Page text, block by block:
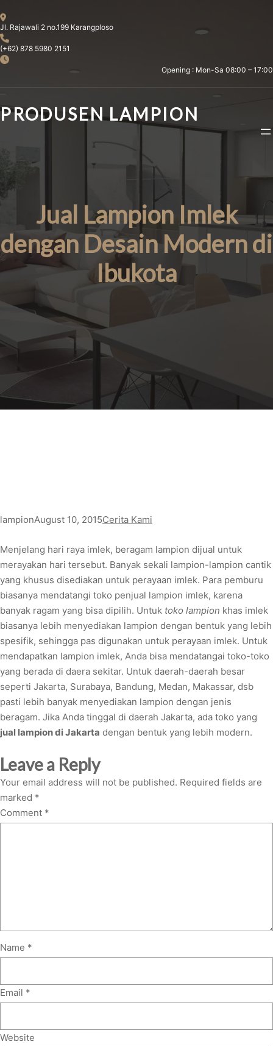
to
content
Jl. Rajawali 2 no.199 Karangploso
(+62) 878 5980 2151
Opening : Mon-Sa 08:00 – 17:00
PRODUSEN LAMPION
Jual Lampion Imlek
dengan Desain Modern di
Ibukota
lampionAugust 10, 2015Cerita Kami
Menjelang hari raya imlek, beragam lampion dijual untuk
merayakan hari tersebut. Banyak sekali lampion-lampion cantik
yang khusus disediakan untuk perayaan imlek. Para pemburu
biasanya mendatangi toko penjual lampion imlek, karena
banyak ragam yang bisa dipilih. Untuk toko lampion khas imlek
biasanya lebih menyediakan lampion dengan bentuk yang lebih
spesifik, sehingga pas digunakan untuk perayaan imlek. Untuk
mendapatkan lampion imlek, Anda bisa mendatangai toko-toko
yang berada di daera sekitar. Untuk daerah-daerah besar
seperti Jakarta, Surabaya, Bandung, Medan, Makassar, dsb
pasti lebih banyak menyediakan lampion dengan jenis
beragam. Jika Anda tinggal di daerah Jakarta, ada toko yang
jual lampion di Jakarta dengan bentuk yang lebih modern.
Leave a Reply
Your email address will not be published. Required fields are
marked *
Comment *
Name *
Email *
Website